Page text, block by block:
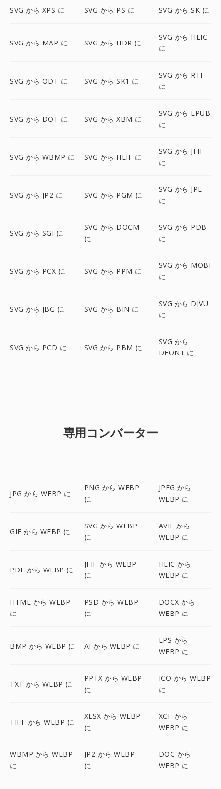
SVG から XPS に SVG から PS に SVG から SK に
SVG から MAP に SVG から HDR に
SVG から HEIC
に
SVG から ODT に SVG から SK1 に
SVG から RTF
に
SVG から DOT に SVG から XBM に
SVG から EPUB
に
SVG から WBMP に SVG から HEIF に
SVG から JFIF
に
SVG から JP2 に SVG から PGM に
SVG から JPE
に
SVG から SGI に
SVG から DOCM
に
SVG から PDB
に
SVG から PCX に SVG から PPM に
SVG から MOBI
に
SVG から JBG に SVG から BIN に
SVG から DJVU
に
SVG から PCD に SVG から PBM に
SVG から
DFONT に
専用コンバーター
JPG から WEBP に
PNG から WEBP
に
JPEG から
WEBP に
GIF から WEBP に
SVG から WEBP
に
AVIF から
WEBP に
PDF から WEBP に
JFIF から WEBP
に
HEIC から
WEBP に
HTML から WEBP
に
PSD から WEBP
に
DOCX から
WEBP に
BMP から WEBP に AI から WEBP に
EPS から
WEBP に
TXT から WEBP に
PPTX から WEBP
に
ICO から WEBP
に
TIFF から WEBP に
XLSX から WEBP
に
XCF から
WEBP に
WBMP から WEBP
に
JP2 から WEBP
に
DOC から
WEBP に